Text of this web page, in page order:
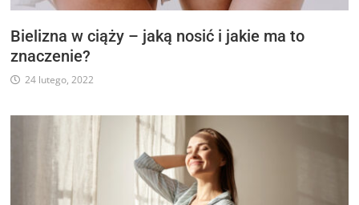
Bielizna w ciąży – jaką nosić i jakie ma to
znaczenie?
24 lutego, 2022